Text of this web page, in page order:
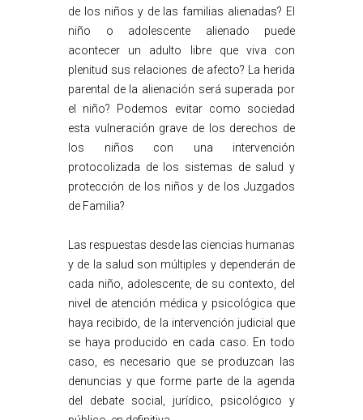
de los niños y de las familias alienadas? El
niño o adolescente alienado puede
acontecer un adulto libre que viva con
plenitud sus relaciones de afecto? La herida
parental de la alienación será superada por
el niño? Podemos evitar como sociedad
esta vulneración grave de los derechos de
los niños con una intervención
protocolizada de los sistemas de salud y
protección de los niños y de los Juzgados
de Familia?
Las respuestas desde las ciencias humanas
y de la salud son múltiples y dependerán de
cada niño, adolescente, de su contexto, del
nivel de atención médica y psicológica que
haya recibido, de la intervención judicial que
se haya producido en cada caso. En todo
caso, es necesario que se produzcan las
denuncias y que forme parte de la agenda
del debate social, jurídico, psicológico y